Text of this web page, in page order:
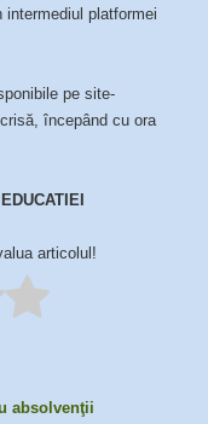
platformei
pe site-
începând cu ora
articolul!
absolvenţii